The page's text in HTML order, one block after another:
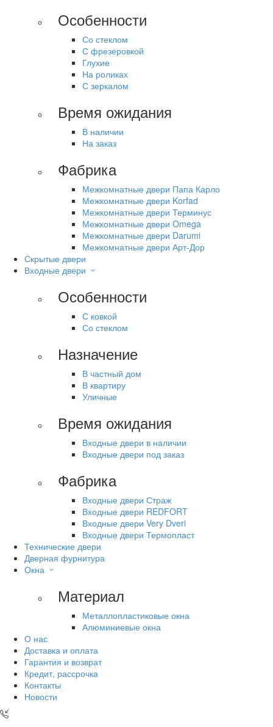
Особенности
Со стеклом
С фрезеровкой
Глухие
На роликах
С зеркалом
Время ожидания
В наличии
На заказ
Фабрика
Межкомнатные двери Папа Карло
Межкомнатные двери Korfad
Межкомнатные двери Терминус
Межкомнатные двери Omega
Межкомнатные двери Darumi
Межкомнатные двери Арт-Дор
Скрытые двери
Входные двери
Особенности
С ковкой
Со стеклом
Назначение
В частный дом
В квартиру
Уличные
Время ожидания
Входные двери в наличии
Входные двери под заказ
Фабрика
Входные двери Страж
Входные двери REDFORT
Входные двери Very Dveri
Входные двери Термопласт
Технические двери
Дверная фурнитура
Окна
Материал
Металлопластиковые окна
Алюминиевые окна
О нас
Доставка и оплата
Гарантия и возврат
Кредит, рассрочка
Контакты
Новости